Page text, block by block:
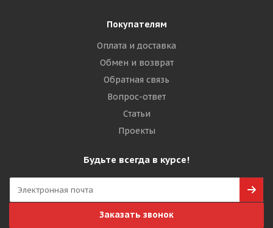
Покупателям
Оплата и доставка
Обмен и возврат
Обратная связь
Вопрос-ответ
Статьи
Проекты
Будьте всегда в курсе!
Заказать звонок